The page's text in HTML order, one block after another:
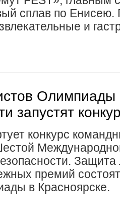
сплав по Енисею.
и
Олимпиады
запустят
конкурс
Защита
премий
в Красноярске.